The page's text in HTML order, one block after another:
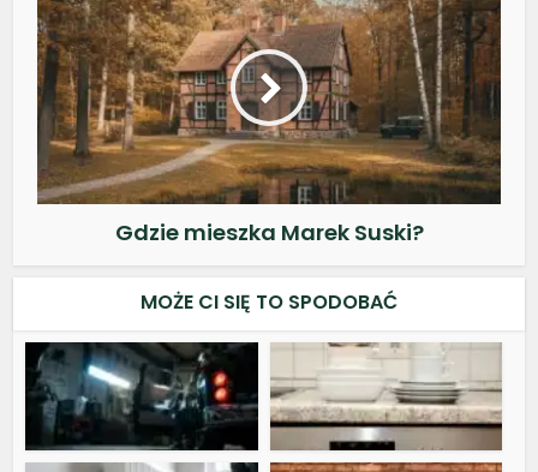
Gdzie mieszka Marek Suski?
MOŻE CI SIĘ TO SPODOBAĆ